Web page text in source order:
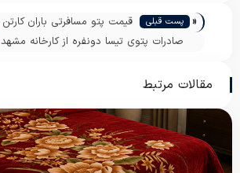
« پست قبلی
قیمت پتو مسافرتی باران کارتن ۵۰ عددی
صادرات پتوی تیسا دونفره از کارخانه مشهد
مقالات مرتبط